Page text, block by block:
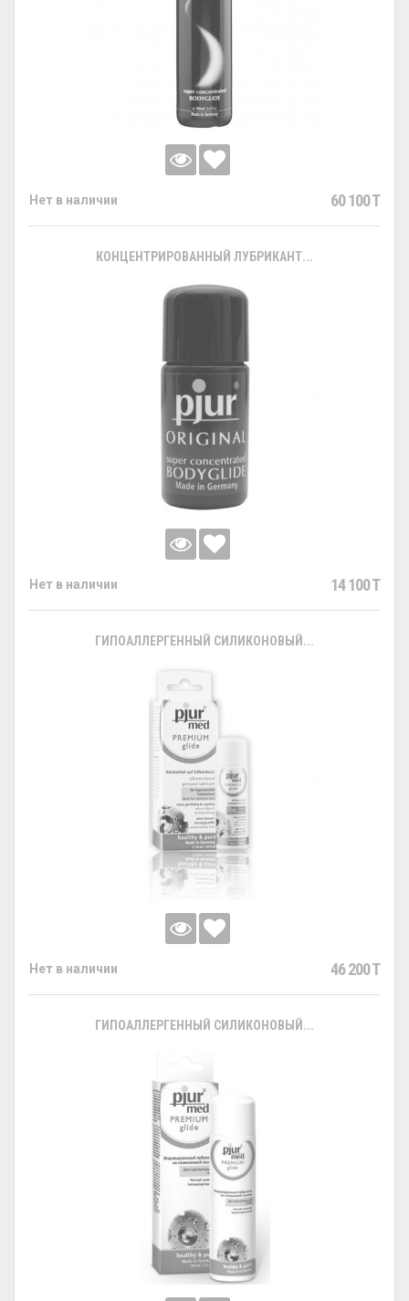
Нет в наличии 60 100 T
КОНЦЕНТРИРОВАННЫЙ ЛУБРИКАНТ...
Нет в наличии 14 100 T
ГИПОАЛЛЕРГЕННЫЙ СИЛИКОНОВЫЙ...
Нет в наличии 46 200 T
ГИПОАЛЛЕРГЕННЫЙ СИЛИКОНОВЫЙ...